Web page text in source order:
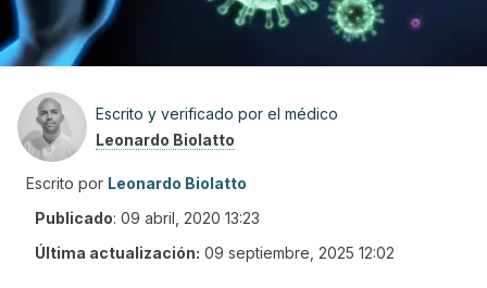
Escrito y verificado por el médico
Leonardo Biolatto
Escrito por Leonardo Biolatto
Publicado: 09 abril, 2020 13:23
Última actualización: 09 septiembre, 2025 12:02